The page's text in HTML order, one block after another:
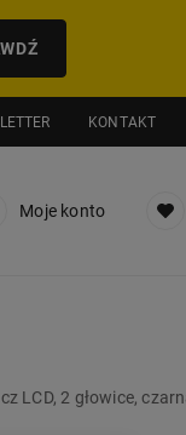
KONTAKT
Moje konto
LCD, 2 głowice,